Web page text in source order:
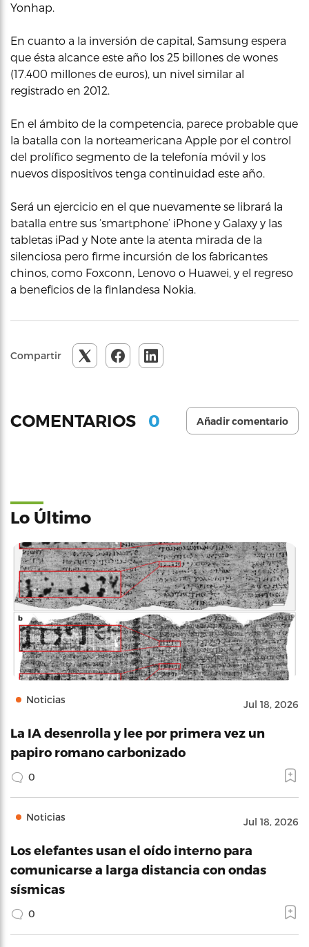
Yonhap.
En cuanto a la inversión de capital, Samsung espera
que ésta alcance este año los 25 billones de wones
(17.400 millones de euros), un nivel similar al
registrado en 2012.
En el ámbito de la competencia, parece probable que
la batalla con la norteamericana Apple por el control
del prolífico segmento de la telefonía móvil y los
nuevos dispositivos tenga continuidad este año.
Será un ejercicio en el que nuevamente se librará la
batalla entre sus ‘smartphone’ iPhone y Galaxy y las
tabletas iPad y Note ante la atenta mirada de la
silenciosa pero firme incursión de los fabricantes
chinos, como Foxconn, Lenovo o Huawei, y el regreso
a beneficios de la finlandesa Nokia.
Compartir
COMENTARIOS 0 Añadir comentario
Lo Último
Noticias Jul 18, 2026
La IA desenrolla y lee por primera vez un
papiro romano carbonizado
0
Noticias Jul 18, 2026
Los elefantes usan el oído interno para
comunicarse a larga distancia con ondas
sísmicas
0